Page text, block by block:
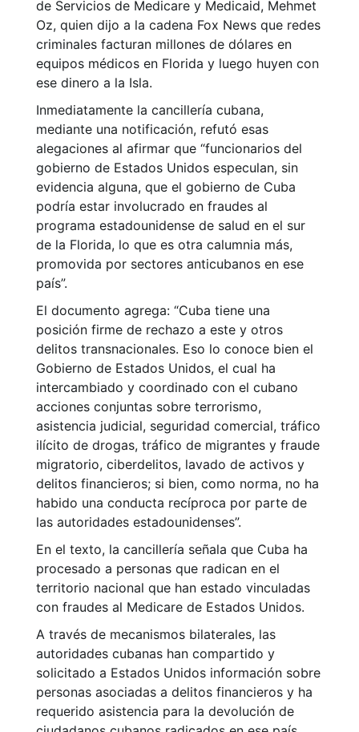
de Servicios de Medicare y Medicaid, Mehmet
Oz, quien dijo a la cadena Fox News que redes
criminales facturan millones de dólares en
equipos médicos en Florida y luego huyen con
ese dinero a la Isla.
Inmediatamente la cancillería cubana,
mediante una notificación, refutó esas
alegaciones al afirmar que “funcionarios del
gobierno de Estados Unidos especulan, sin
evidencia alguna, que el gobierno de Cuba
podría estar involucrado en fraudes al
programa estadounidense de salud en el sur
de la Florida, lo que es otra calumnia más,
promovida por sectores anticubanos en ese
país”.
El documento agrega: “Cuba tiene una
posición firme de rechazo a este y otros
delitos transnacionales. Eso lo conoce bien el
Gobierno de Estados Unidos, el cual ha
intercambiado y coordinado con el cubano
acciones conjuntas sobre terrorismo,
asistencia judicial, seguridad comercial, tráfico
ilícito de drogas, tráfico de migrantes y fraude
migratorio, ciberdelitos, lavado de activos y
delitos financieros; si bien, como norma, no ha
habido una conducta recíproca por parte de
las autoridades estadounidenses”.
En el texto, la cancillería señala que Cuba ha
procesado a personas que radican en el
territorio nacional que han estado vinculadas
con fraudes al Medicare de Estados Unidos.
A través de mecanismos bilaterales, las
autoridades cubanas han compartido y
solicitado a Estados Unidos información sobre
personas asociadas a delitos financieros y ha
requerido asistencia para la devolución de